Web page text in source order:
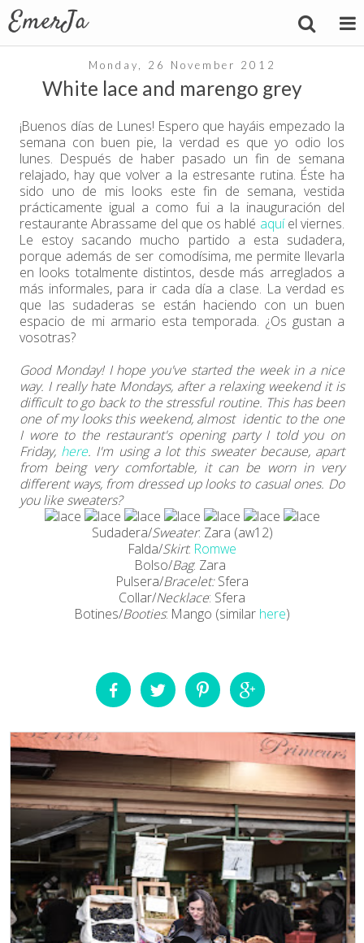
Monday, 26 November 2012
White lace and marengo grey
¡Buenos días de Lunes! Espero que hayáis empezado la
semana con buen pie, la verdad es que yo odio los
lunes. Después de haber pasado un fin de semana
relajado, hay que volver a la estresante rutina. Éste ha
sido uno de mis looks este fin de semana, vestida
prácticamente igual a como fui a la inauguración del
restaurante Abrassame del que os hablé aquíel viernes.
Le estoy sacando mucho partido a esta sudadera,
porque además de ser comodísima, me permite llevarla
en looks totalmente distintos, desde más arreglados a
más informales, para ir cada día a clase. La verdad es
que las sudaderas se están haciendo con un buen
espacio de mi armario esta temporada. ¿Os gustan a
vosotras?
Good Monday! I hope you've started the week in a nice
way. I really hate Mondays, after a relaxing weekend it is
difficult to go back to the stressful routine. This has been
one of my looks this weekend, almost identic to the one
I wore to the restaurant's opening party I told you on
Friday, here. I'm using a lot this sweater because, apart
from being very comfortable, it can be worn in very
different ways, from dressed up looks to casual ones. Do
you like sweaters?
Sudadera/Sweater: Zara (aw12)
Falda/Skirt: Romwe
Bolso/Bag: Zara
Pulsera/Bracelet:Sfera
Collar/Necklace: Sfera
Botines/Booties: Mango (similar here)